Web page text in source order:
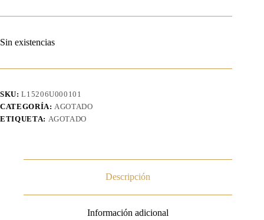
Sin existencias
SKU:L15206U000101
CATEGORÍA: AGOTADO
ETIQUETA: AGOTADO
Descripción
Información adicional